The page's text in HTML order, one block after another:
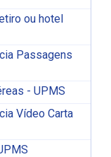
ou hotel
Passagens
- UPMS
Vídeo Carta